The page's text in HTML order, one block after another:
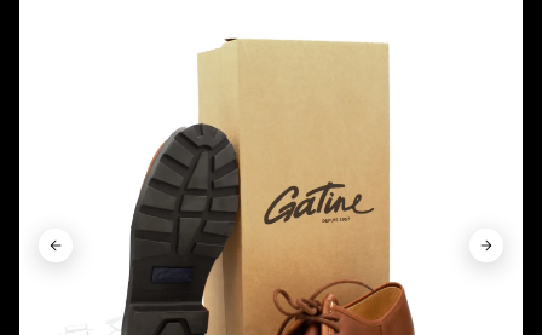
 
 
 
 
 